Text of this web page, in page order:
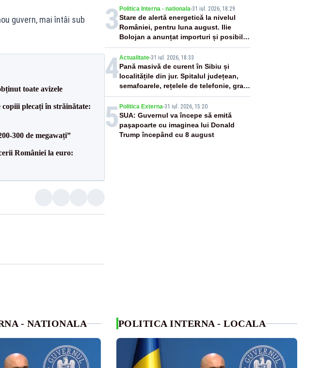
guvern, mai întâi sub
toate avizele
plecați în străinătate:
300 de megawați”
României la euro:
3 Politica Interna - nationala-31 iul. 2026, 18:29
Stare de alertă energetică la nivelul
României, pentru luna august. Ilie
Bolojan a anunțat importuri și posibile
restricții – VIDEO
4Actualitate-31 iul. 2026, 18:33
Pană masivă de curent în Sibiu și
localitățile din jur. Spitalul județean,
semafoarele, rețelele de telefonie, grav
afectate
5 Politica Externa-31 iul. 2026, 15:20
SUA: Guvernul va începe să emită
paşapoarte cu imaginea lui Donald
Trump începând cu 8 august
- NATIONALA POLITICA INTERNA - LOCALA